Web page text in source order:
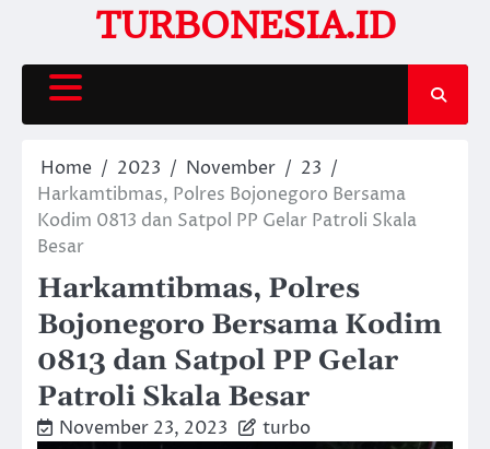
content
TURBONESIA.ID
Home 2023 November
23
Harkamtibmas, Polres Bojonegoro Bersama
Kodim 0813 dan Satpol PP Gelar Patroli Skala
Besar
Harkamtibmas, Polres
Bojonegoro Bersama Kodim
0813 dan Satpol PP Gelar
Patroli Skala Besar
November 23, 2023 turbo